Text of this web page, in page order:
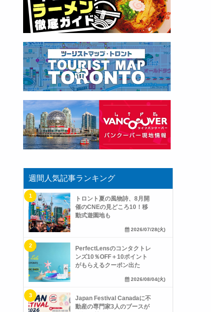
週間人気記事ランキング
トロント夏の風物詩、8月開
催のCNEの見どころ10！移
動式遊園地も
2026/07/28(火)
PerfectLensのコンタクトレ
ンズ10％OFF＋10ポイント
がもらえるクーポン出た
2026/08/04(火)
Japan Festival Canadaに不
動産の専門家3人のブースが